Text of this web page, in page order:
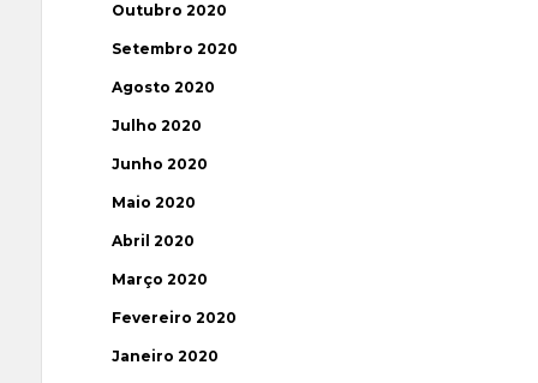
Outubro 2020
Setembro 2020
Agosto 2020
Julho 2020
Junho 2020
Maio 2020
Abril 2020
Março 2020
Fevereiro 2020
Janeiro 2020